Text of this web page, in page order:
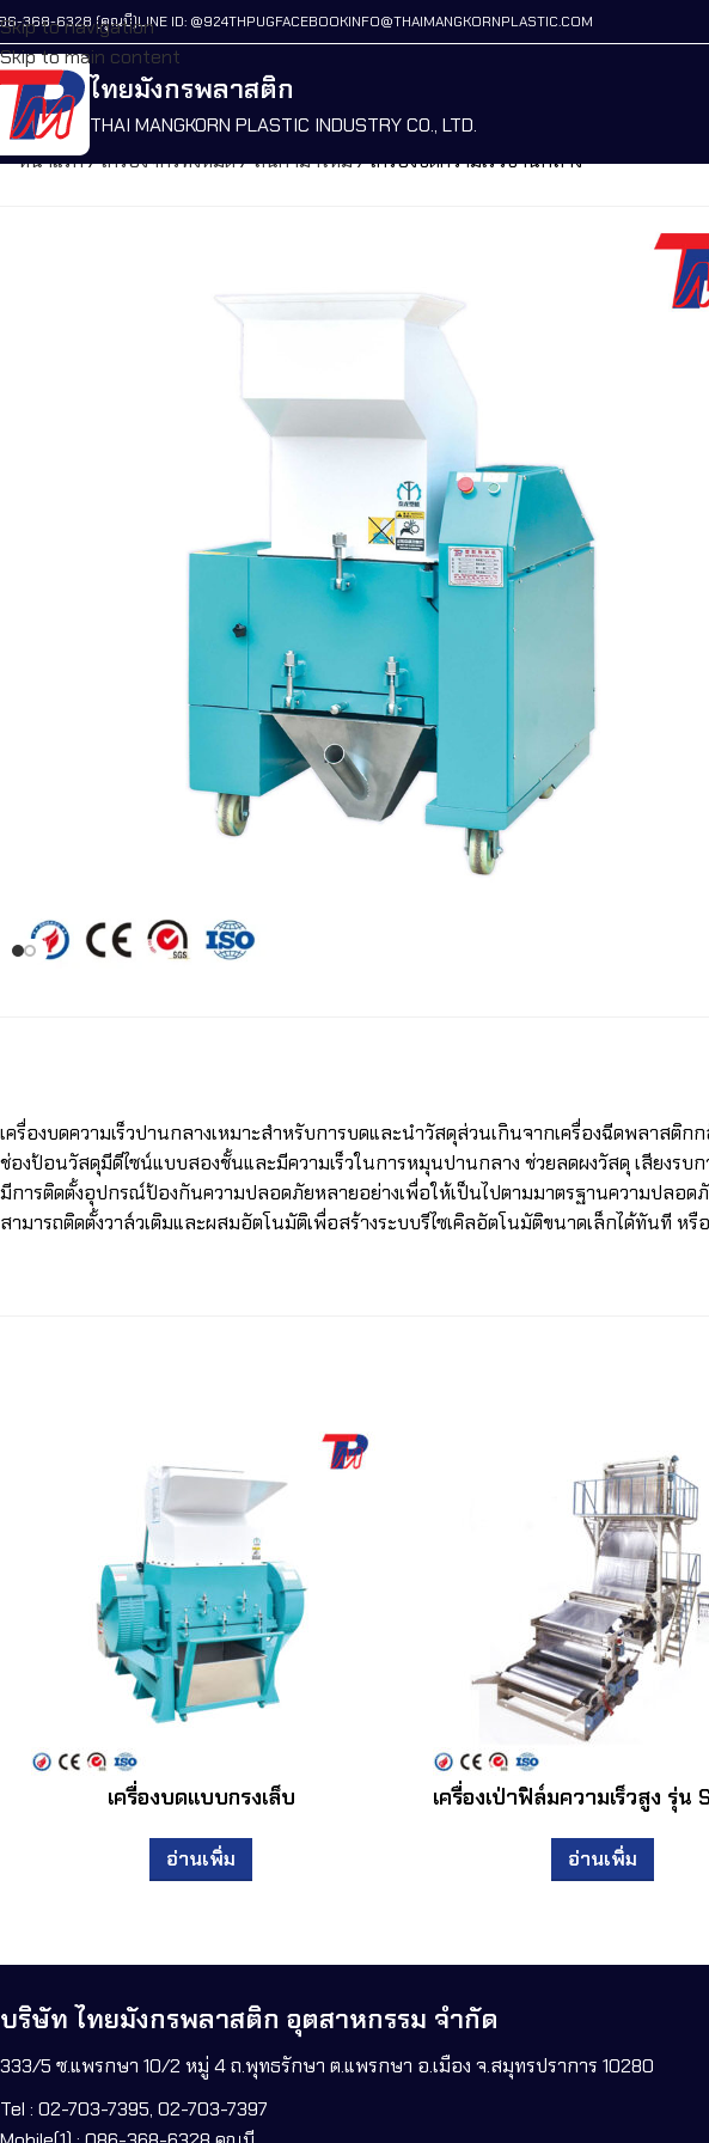
Skip to navigation
Skip to main content
368-6328 (คุณบี)LINE ID: @924THPUGFACEBOOKINFO@THAIMANGKORNPLASTIC.COM
ไทยมังกรพลาสติก
THAI MANGKORN PLASTIC INDUSTRY CO., LTD.
หน้าแรก/เครื่องจักรทั้งหมด/สินค้ามาใหม่/เครื่องบดความเร็วปานกลาง
เครื่องบดความเร็วปานกลางเหมาะสำหรับการบดและนำวัสดุส่วนเกินจากเครื่องฉีดพลาสติก
ช่องป้อนวัสดุมีดีไซน์แบบสองชั้นและมีความเร็วในการหมุนปานกลาง ช่วยลดผงวัสดุ เสียงร
มีการติดตั้งอุปกรณ์ป้องกันความปลอดภัยหลายอย่างเพื่อให้เป็นไปตามมาตรฐานความปลอดภั
สามารถติดตั้งวาล์วเติมและผสมอัตโนมัติเพื่อสร้างระบบรีไซเคิลอัตโนมัติขนาดเล็กได้ทันที ห
เครื่องบดแบบกรงเล็บ
อ่านเพิ่ม
เครื่องเป่าฟิล์มความเร็วสูง รุ่น
อ่านเพิ่ม
บริษัท ไทยมังกรพลาสติก อุตสาหกรรม จำกัด
333/5 ซ.แพรกษา 10/2 หมู่ 4 ถ.พุทธรักษา ต.แพรกษา อ.เมือง จ.สมุทรปราการ 10280
Tel : 02-703-7395, 02-703-7397